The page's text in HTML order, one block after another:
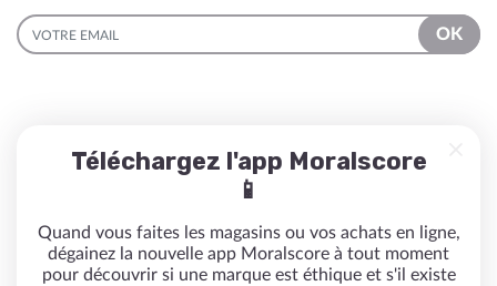
EMAIL
OK
Téléchargez l'app Moralscore
📱
Quand vous faites les magasins ou vos achats en ligne,
dégainez la nouvelle app Moralscore à tout moment
pour découvrir si une marque est éthique et s'il existe